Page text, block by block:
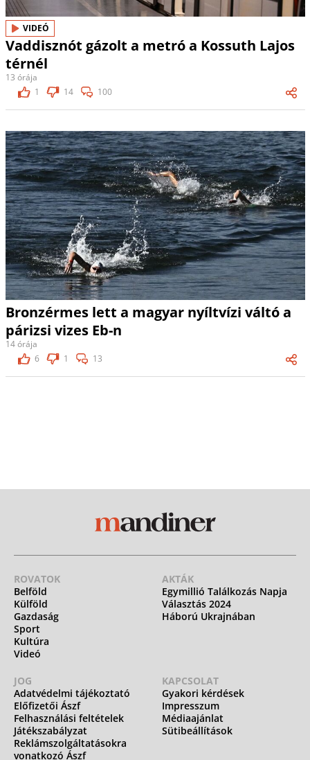
VIDEÓ
Vaddisznót gázolt a metró a Kossuth Lajos
térnél
13 órája
1
14 100
Bronzérmes lett a magyar nyíltvízi váltó a
párizsi vizes Eb-n
14 órája
6
1 13
ROVATOK
Belföld
Külföld
Gazdaság
Sport
Kultúra
Videó
AKTÁK
Egymillió Találkozás Napja
Választás 2024
Háború Ukrajnában
JOG
Adatvédelmi tájékoztató
Előfizetői Ászf
Felhasználási feltételek
Játékszabályzat
Reklámszolgáltatásokra
vonatkozó Ászf
KAPCSOLAT
Gyakori kérdések
Impresszum
Médiaajánlat
Sütibeállítások